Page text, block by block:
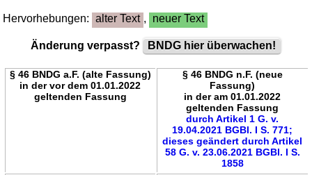
Hervorhebungen: alter Text , neuer Text
Änderung verpasst? BNDG hier überwachen!
§ 46 BNDG a.F. (alte Fassung)
in der vor dem 01.01.2022
geltenden Fassung
§ 46 BNDG n.F. (neue
Fassung)
in der am 01.01.2022
geltenden Fassung
durch Artikel 1 G. v.
19.04.2021 BGBl. I S. 771;
dieses geändert durch Artikel
58 G. v. 23.06.2021 BGBl. I S.
1858